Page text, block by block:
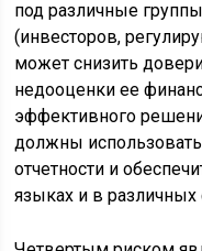
под различные
(инвесторов,
может снизить
недооценки ее
эффективного
должны
отчетности и
языках и в различных